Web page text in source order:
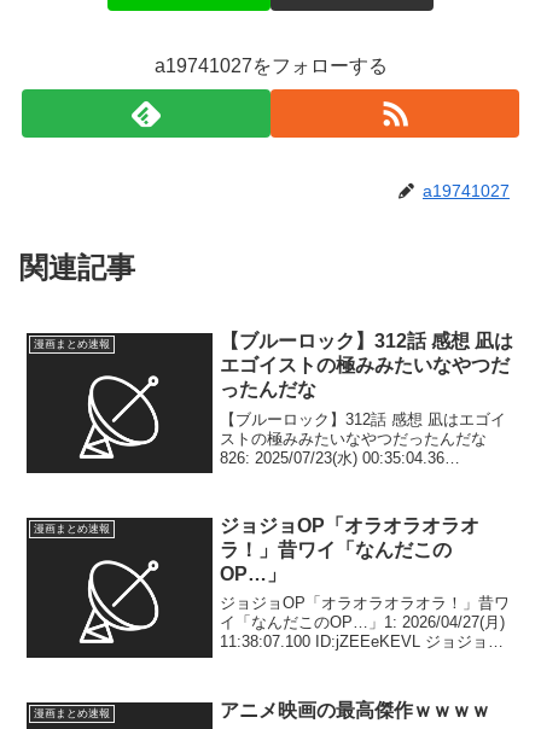
a19741027をフォローする
a19741027
関連記事
漫画まとめ速報
【ブルーロック】312話 感想 凪は
エゴイストの極みみたいなやつだ
ったんだな
【ブルーロック】312話 感想 凪はエゴイ
ストの極みみたいなやつだったんだな
826: 2025/07/23(水) 00:35:04.36
分を中心に世界が...
漫画まとめ速報
ジョジョOP「オラオラオラオ
ラ！」昔ワイ「なんだこの
OP…」
ジョジョOP「オラオラオラオラ！」昔ワ
イ「なんだこのOP…」1: 2026/04/27(月)
11:38:07.100 ID:jZEEeKEVL ジョジョ＆
漫画まとめ速報 アニメ映画の最高傑作ｗｗｗｗ